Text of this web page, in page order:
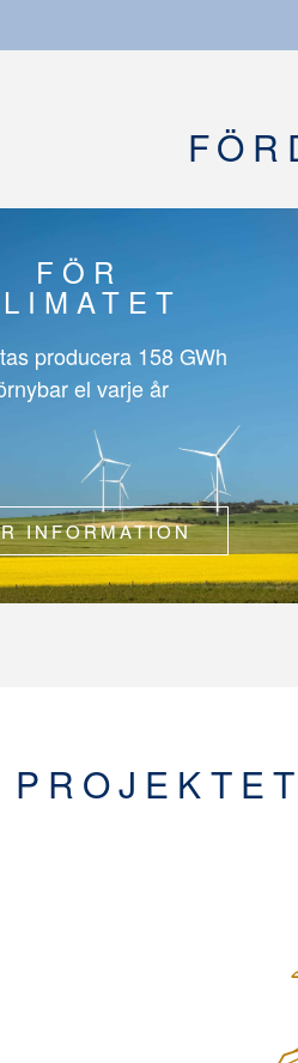
FÖR
producera158 GWh
el varje år
INFORMATION